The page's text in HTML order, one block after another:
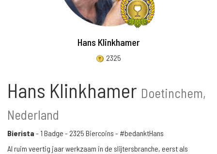
Hans Klinkhamer
2325
Hans Klinkhamer Doetinchem,
Nederland
Bierista - 1 Badge - 2325 Biercoins - #bedanktHans
Al ruim veertig jaar werkzaam in de slijtersbranche, eerst als